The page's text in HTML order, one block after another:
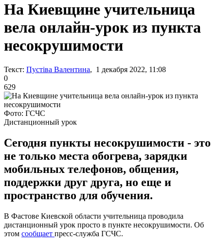
На Киевщине учительница
вела онлайн-урок из пункта
несокрушимости
Текст: Пустіва Валентина, 1 декабря 2022, 11:08
0
629
Фото: ГСЧС
Дистанционный урок
Сегодня пункты несокрушимости - это
не только места обогрева, зарядки
мобильных телефонов, общения,
поддержки друг друга, но еще и
пространство для обучения.
В Фастове Киевской области учительница проводила
дистанционный урок просто в пункте несокрушимости. Об
этом сообщает пресс-служба ГСЧС.